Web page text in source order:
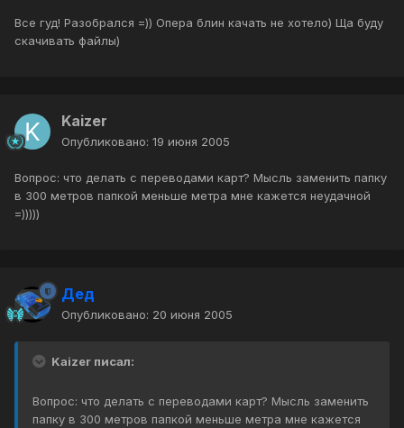
Все гуд! Разобрался =)) Опера блин качать не хотело) Ща буду
скачивать файлы)
Kaizer
Опубликовано: 19 июня 2005
Вопрос: что делать с переводами карт? Мысль заменить папку
в 300 метров папкой меньше метра мне кажется неудачной
=)))))
Дед
Опубликовано: 20 июня 2005
Kaizer писал:
Вопрос: что делать с переводами карт? Мысль заменить
папку в 300 метров папкой меньше метра мне кажется